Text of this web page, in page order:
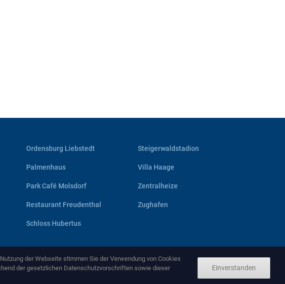
Ordensburg Liebstedt
Palmenhaus
Park Café Molsdorf
Restaurant Freudenthal
Schloss Hubertus
Steigerwaldstadion
Villa Haage
Zentralheize
Zughafen
der Webseite stimmen Sie der Verwendung von Cookies
der gesetzlichen Datenschutzvorschriften sowie dieser
Einverstanden